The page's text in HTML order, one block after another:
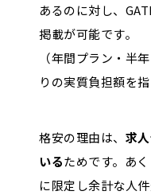
あるのに対し、
掲載が可能です。
（年間プラン・半
りの実質負担額を指
格安の理由は、 求
いるためです。あ
に限定し余計な人